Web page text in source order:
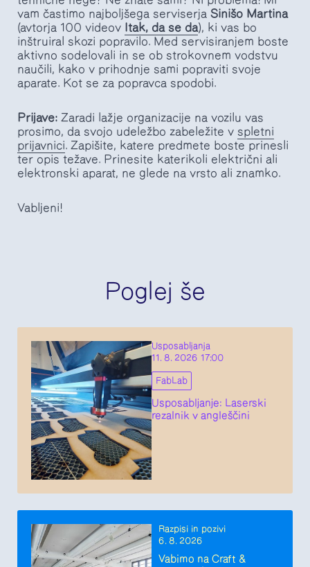
vam častimo najboljšega serviserja Sinišo Martina
(avtorja 100 videov Itak, da se da), ki vas bo
inštruiral skozi popravilo. Med servisiranjem boste
aktivno sodelovali in se ob strokovnem vodstvu
naučili, kako v prihodnje sami popraviti svoje
aparate. Kot se za popravca spodobi.
Prijave: Zaradi lažje organizacije na vozilu vas
prosimo, da svojo udeležbo zabeležite v spletni
prijavnici. Zapišite, katere predmete boste prinesli
ter opis težave. Prinesite katerikoli električni ali
elektronski aparat, ne glede na vrsto ali znamko.
Vabljeni!
Poglej še
Usposabljanja
11. 8. 2026 17:00
FabLab
Usposabljanje: Laserski
rezalnik v angleščini
Razpisi in pozivi
6. 8. 2026
Vabimo na Craft &